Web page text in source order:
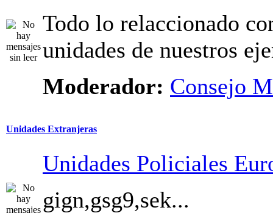
Todo lo relaccionado
unidades de nuestros
Moderador: Consejo
Unidades Extranjeras
Unidades Policiales
gign,gsg9,sek...